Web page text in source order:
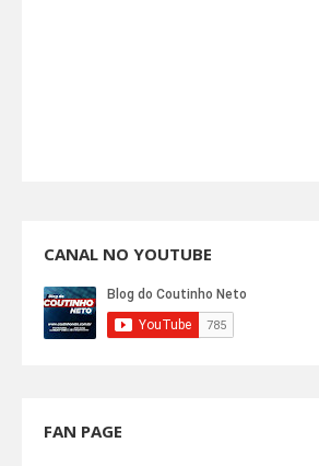
CANAL NO YOUTUBE
FAN PAGE